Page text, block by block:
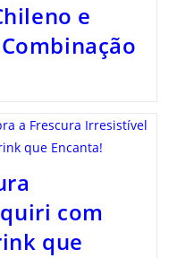
e
com
que